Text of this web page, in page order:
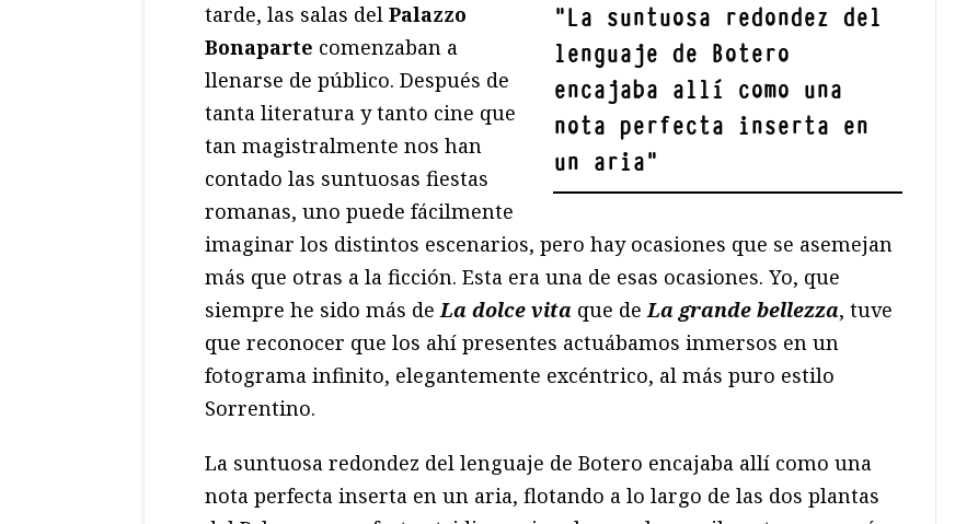
"La suntuosa redondez del
lenguaje de Botero
encajaba allí como una
nota perfecta inserta en
un aria"
tarde, las salas del Palazzo
Bonaparte comenzaban a
llenarse de público. Después de
tanta literatura y tanto cine que
tan magistralmente nos han
contado las suntuosas fiestas
romanas, uno puede fácilmente
imaginar los distintos escenarios, pero hay ocasiones que se asemejan
más que otras a la ficción. Esta era una de esas ocasiones. Yo, que
siempre he sido más deLa dolce vita que deLa grande bellezza, tuve
que reconocer que los ahí presentes actuábamos inmersos en un
fotograma infinito, elegantemente excéntrico, al más puro estilo
Sorrentino.
La suntuosa redondez del lenguaje de Botero encajaba allí como una
nota perfecta inserta en un aria, flotando a lo largo de las dos plantas